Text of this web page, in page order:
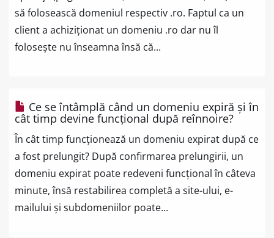
să folosească domeniul respectiv .ro. Faptul ca un
client a achiziționat un domeniu .ro dar nu îl
folosește nu înseamna însă că...
Ce se întâmplă când un domeniu expiră și în
cât timp devine funcțional după reînnoire?
În cât timp funcționează un domeniu expirat după ce
a fost prelungit? După confirmarea prelungirii, un
domeniu expirat poate redeveni funcțional în câteva
minute, însă restabilirea completă a site-ului, e-
mailului și subdomeniilor poate...